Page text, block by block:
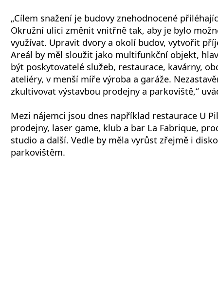
„Cílem snažení je budovy znehodnocené
Okružní ulici změnit vnitřně tak, aby je bylo
využívat. Upravit dvory a okolí budov, vytvořit
Areál by měl sloužit jako multifunkční objekt,
být poskytovatelé služeb, restaurace, kavárny,
ateliéry, v menší míře výroba a garáže.
zkultivovat výstavbou prodejny a parkoviště,“
Mezi nájemci jsou dnes například restaurace U
prodejny, laser game, klub a bar La Fabrique,
studio a další. Vedle by měla vyrůst zřejmě i
parkovištěm.